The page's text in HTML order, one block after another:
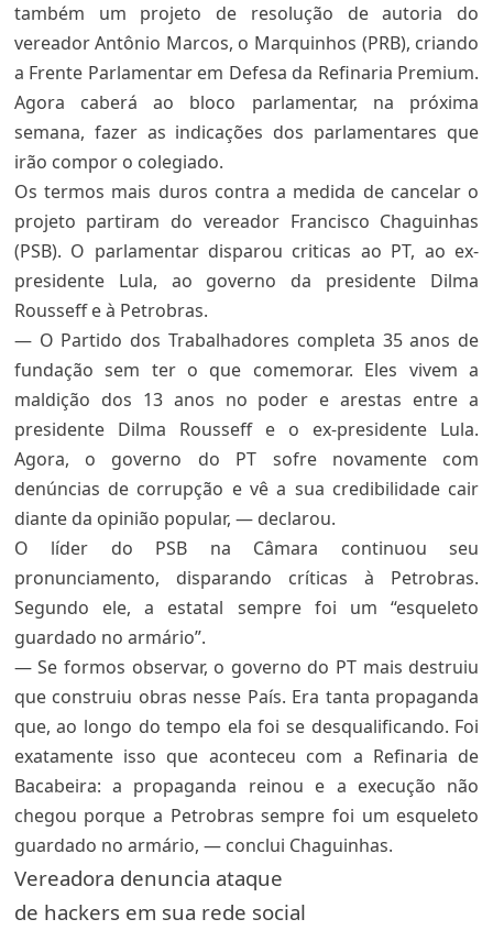
também um projeto de resolução de autoria do
vereador Antônio Marcos, o Marquinhos (PRB), criando
a Frente Parlamentar em Defesa da Refinaria Premium.
Agora caberá ao bloco parlamentar, na próxima
semana, fazer as indicações dos parlamentares que
irão compor o colegiado.
Os termos mais duros contra a medida de cancelar o
projeto partiram do vereador Francisco Chaguinhas
(PSB). O parlamentar disparou criticas ao PT, ao ex-
presidente Lula, ao governo da presidente Dilma
Rousseff e à Petrobras.
— O Partido dos Trabalhadores completa 35 anos de
fundação sem ter o que comemorar. Eles vivem a
maldição dos 13 anos no poder e arestas entre a
presidente Dilma Rousseff e o ex-presidente Lula.
Agora, o governo do PT sofre novamente com
denúncias de corrupção e vê a sua credibilidade cair
diante da opinião popular, — declarou.
O líder do PSB na Câmara continuou seu
pronunciamento, disparando críticas à Petrobras.
Segundo ele, a estatal sempre foi um “esqueleto
guardado no armário”.
— Se formos observar, o governo do PT mais destruiu
que construiu obras nesse País. Era tanta propaganda
que, ao longo do tempo ela foi se desqualificando. Foi
exatamente isso que aconteceu com a Refinaria de
Bacabeira: a propaganda reinou e a execução não
chegou porque a Petrobras sempre foi um esqueleto
guardado no armário, — conclui Chaguinhas.
Vereadora denuncia ataque
de hackers em sua rede social